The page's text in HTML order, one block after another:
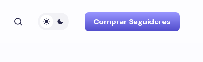
Comprar Seguidores